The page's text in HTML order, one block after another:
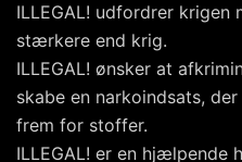
ILLEGAL! udfordrer
stærkere end krig.
ILLEGAL! ønsker at
skabe en narkoindsats,
frem for stoffer.
ILLEGAL! er en hjælpende